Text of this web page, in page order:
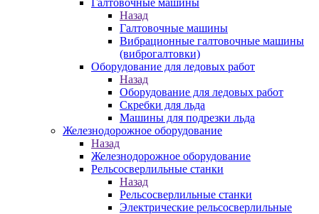
Галтовочные машины
Назад
Галтовочные машины
Вибрационные галтовочные машины
(виброгалтовки)
Оборудование для ледовых работ
Назад
Оборудование для ледовых работ
Скребки для льда
Машины для подрезки льда
Железнодорожное оборудование
Назад
Железнодорожное оборудование
Рельсосверлильные станки
Назад
Рельсосверлильные станки
Электрические рельсосверлильные